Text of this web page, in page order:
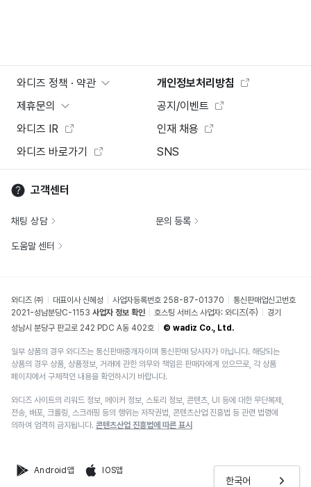
한국어
와디즈 정책 · 약관
개인정보처리방침
제휴문의
공지/이벤트
와디즈 IR
인재 채용
와디즈 바로가기
SNS
고객센터
채팅 상담 문의 등록
도움말 센터
와디즈 ㈜ 대표이사 신혜성 사업자등록번호 258-87-01370
통신판매업신고번호
2021-성남분당C-1153 사업자 정보 확인 호스팅 서비스 사업자: 와디즈(주)
경기
성남시 분당구 판교로 242 PDC A동 402호
© wadiz Co., Ltd.
일부 상품의 경우 와디즈는 통신판매중개자이며 통신판매 당사자가 아닙니다. 해당되는
상품의 경우 상품, 상품정보, 거래에 관한 의무와 책임은 판매자에게 있으므로, 각 상품
페이지에서 구체적인 내용을 확인하시기 바랍니다.
와디즈 사이트의 리워드 정보, 메이커 정보, 스토리 정보, 콘텐츠, UI 등에 대한 무단복제,
전송, 배포, 크롤링, 스크래핑 등의 행위는 저작권법, 콘텐츠산업 진흥법 등 관련 법령에
의하여 엄격히 금지됩니다. 콘텐츠산업 진흥법에 따른 표시
Android앱 IOS앱